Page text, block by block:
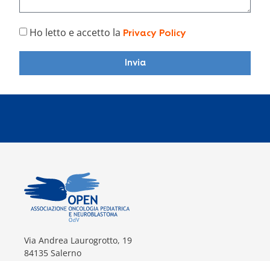
Ho letto e accetto la Privacy Policy
Invia
Via Andrea Laurogrotto, 19
84135 Salerno